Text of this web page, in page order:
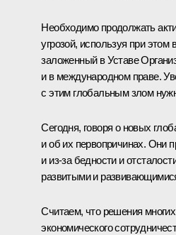
Необходимо продолжать
угрозой, используя при этом
заложенный в Уставе
и в международном праве.
с этим глобальным злом
Сегодня, говоря о новых
и об их первопричинах. Они
и из‑за бедности и
развитыми и
Считаем, что решения
экономического